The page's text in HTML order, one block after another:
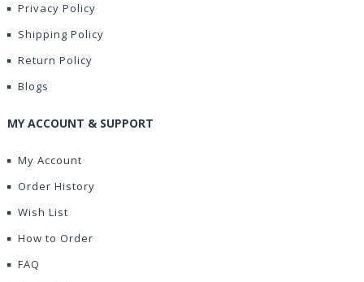
Privacy Policy
Shipping Policy
Return Policy
Blogs
MY ACCOUNT & SUPPORT
My Account
Order History
Wish List
How to Order
FAQ